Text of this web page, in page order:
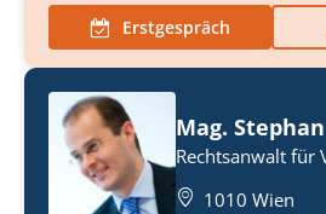
Erstgespräch
Mag.
Rechtsanwalt für
1010 Wien